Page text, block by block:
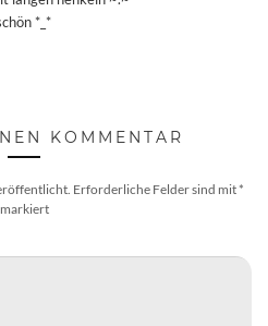
*_*
KOMMENTAR
Erforderliche Felder sind mit *
markiert